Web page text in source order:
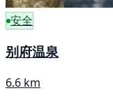
安全
别府温泉
6.6 km